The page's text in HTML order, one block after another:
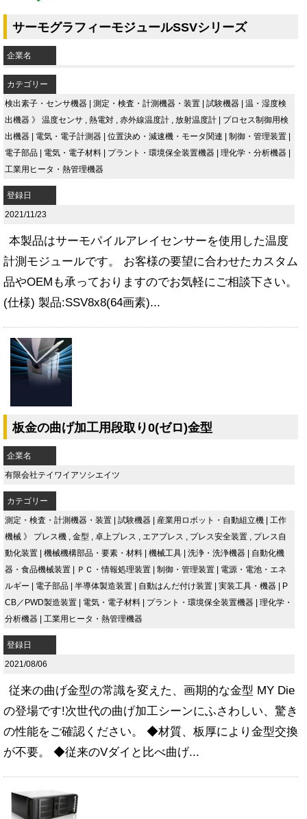
サーモグラフィーモジュールSSVシリーズ
企業名
カテゴリー
検出素子・センサ機器 | 測定・検査・計測機器・装置 | 試験機器 | 温・湿度検
出機器 》 温度センサ 熱電対 赤外線温度計 放射温度計 | プロセス制御用検
出機器 | 電気・電子計測器 | 位置決め・減速機・モータ関連 | 制御・管理装置 |
電子部品 | 電気・電子材料 | プラント・環境保全装置機器 | 理化学・分析機器 |
工業用ヒータ・熱管理機器
登録日
2021/11/23
本製品はサーモパイルアレイセンサーを使用した温度
計測モジュールです。 お客様の要望に合わせたカスタム
品やOEMも承っておりますのでお気軽にご相談下さい。
(仕様) 製品:SSV8x8(64画素)...
板金の曲げ加工用段取り0(ゼロ)金型
企業名
有限会社テイワイアソシエイツ
カテゴリー
測定・検査・計測機器・装置 | 試験機器 | 産業用ロボット・自動組立機 | 工作
機械 》 プレス機 金型 卓上プレス エアプレス プレス安全装置
プレス自
動化装置 | 機械機構部品・要素・材料 | 機械工具 | 洗浄・洗浄機器 | 自動化機
器・食品機械装置 | ＰＣ・情報処理装置 | 制御・管理装置 | 電源・電池・エネ
ルギー | 電子部品 | 半導体製造装置 | 自動はんだ付け装置 | 実装工具・機器 | P
CB／PWD製造装置 | 電気・電子材料 | プラント・環境保全装置機器 | 理化学・
分析機器 | 工業用ヒータ・熱管理機器
登録日
2021/08/06
従来の曲げ金型の常識を変えた、画期的な金型 MY Die
の登場です!次世代の曲げ加工シーンにふさわしい、驚き
の性能をご確認ください。 ◆材質、板厚により金型交換
が不要。 ◆従来のVダイと比べ曲げ...